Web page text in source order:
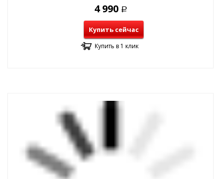
4 990 Р
Купить сейчас
Купить в 1 клик